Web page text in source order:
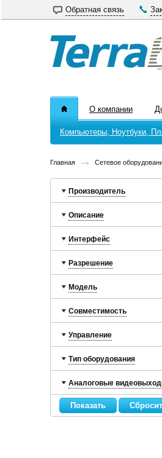
Обратная связь
О компании
Компьютеры, Ноутбуки,
Главная Сетевое
Производитель
Описание
Интерфейс
Разрешение
Модель
Совместимость
Управление
Тип оборудования
Аналоговые